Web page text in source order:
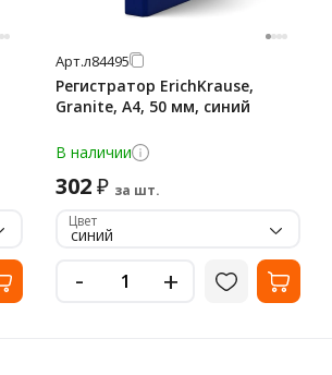
Арт.л84495
Регистратор ErichKrause,
Granite, А4, 50 мм, синий
В наличии
302₽ за шт.
Цвет
синий
- +